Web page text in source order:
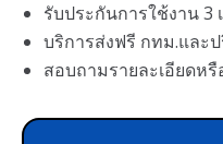
รับประกันการใช้งาน 3
บริการส่งฟรี กทม.และ
สอบถามรายละเอียดห